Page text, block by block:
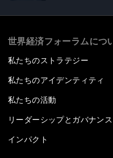
世界経済フォーラムにつ
私たちのストラテジー
私たちのアイデンティティ
私たちの活動
リーダーシップとガバナンス
インパクト